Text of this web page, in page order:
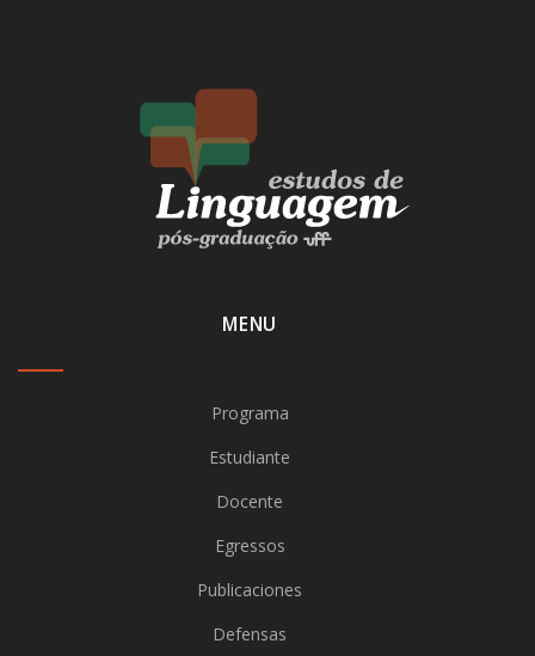
MENU
Programa
Estudiante
Docente
Egressos
Publicaciones
Defensas